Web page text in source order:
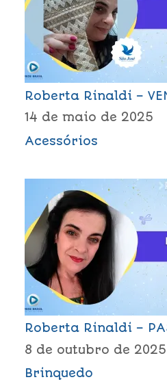
Roberta Rinaldi –
14 de maio de 2025
Acessórios
Roberta Rinaldi –
8 de outubro de 2025
Brinquedo